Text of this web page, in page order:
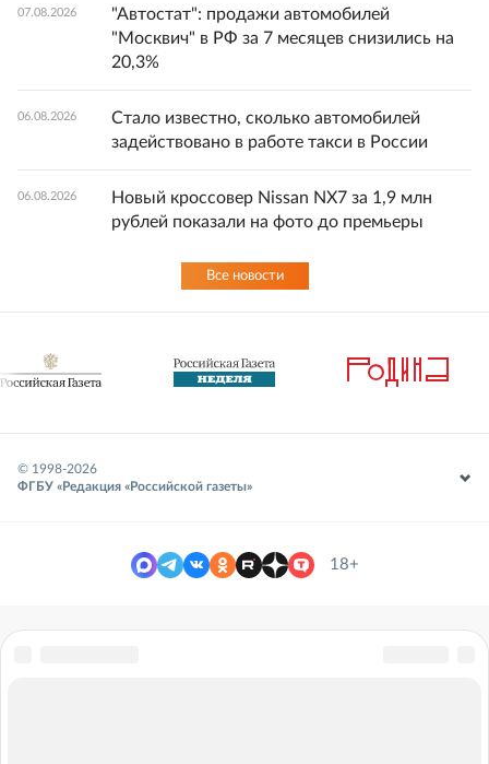
07.08.2026
"Автостат": продажи автомобилей
"Москвич" в РФ за 7 месяцев снизились на
20,3%
06.08.2026
Стало известно, сколько автомобилей
задействовано в работе такси в России
06.08.2026
Новый кроссовер Nissan NX7 за 1,9 млн
рублей показали на фото до премьеры
Все новости
© 1998-2026
ФГБУ «Редакция «Российской газеты»
18+